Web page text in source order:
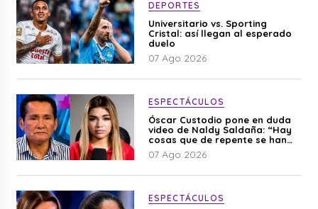
DEPORTES
Universitario vs. Sporting
Cristal: así llegan al esperado
duelo
07 Ago 2026
ESPECTÁCULOS
Óscar Custodio pone en duda
video de Naldy Saldaña: “Hay
cosas que de repente se han
editado”
07 Ago 2026
ESPECTÁCULOS